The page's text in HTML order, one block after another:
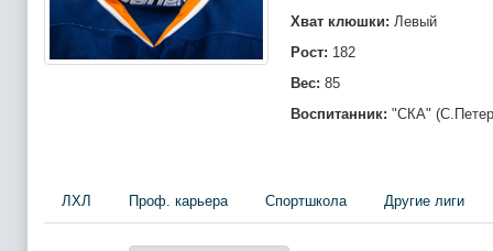
Хват клюшки: Левый
Рост: 182
Вес: 85
Воспитанник: "СКА"
ЛХЛ Проф. карьера Спортшкола Другие лиги